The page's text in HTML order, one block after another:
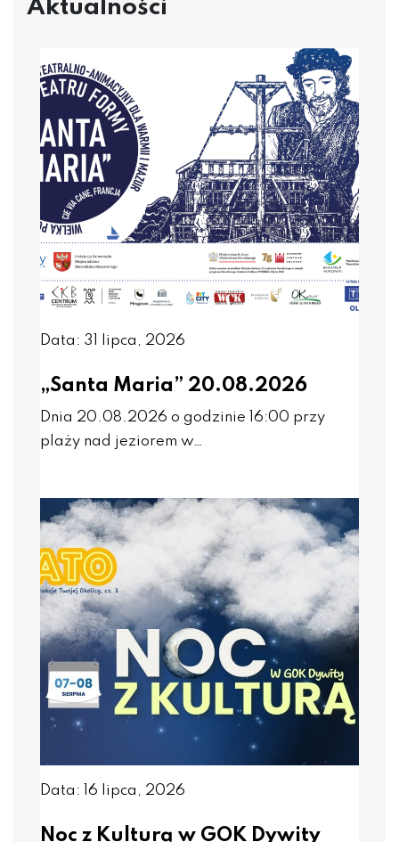
Aktualności
Data: 31 lipca, 2026
„Santa Maria” 20.08.2026
Dnia 20.08.2026 o godzinie 16:00 przy
plaży nad jeziorem w…
Data: 16 lipca, 2026
Noc z Kulturą w GOK Dywity